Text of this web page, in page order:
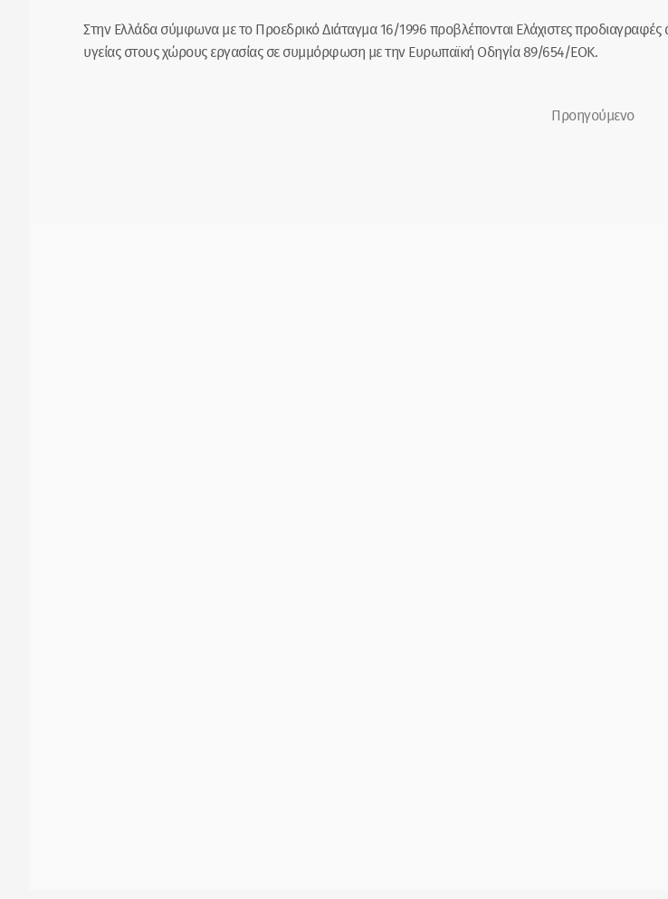
Στην Ελλάδα σύμφωνα με το Προεδρικό Διάταγμα 16/1996 προβλέπονται Ελάχιστες προδιαγραφές
υγείας στους χώρους εργασίας σε συμμόρφωση με την Ευρωπαϊκή Οδηγία 89/654/ΕΟΚ.
Προηγούμενο